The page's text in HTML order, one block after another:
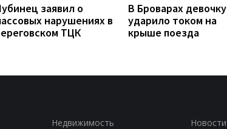
заявил о
нарушениях в
ТЦК
В Броварах девочку
ударило током на
крыше поезда
Недвижимость Новости